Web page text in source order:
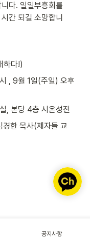
다. 일일부흥회를
간 되길 소망합니
다!)
, 9월 1일(주일) 오후
, 본당 4층 시온성전
한 목사(제자들 교
공지사항